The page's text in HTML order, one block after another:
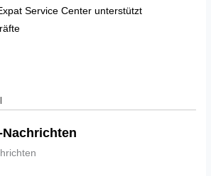
Service Center unterstützt
Nachrichten